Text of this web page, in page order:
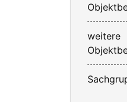
weitere